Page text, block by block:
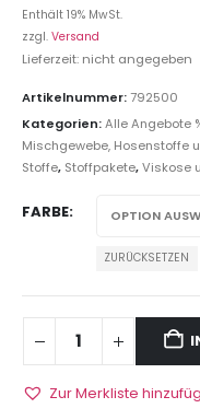
Enthält 19% MwSt.
zzgl. Versand
Lieferzeit: nicht angegeben
Artikelnummer:792500
Kategorien:Alle Angebote
Mischgewebe, Hosenstoffe
Stoffe, Stoffpakete,Viskose
FARBE
ZURÜCKSETZEN
Zur Merkliste